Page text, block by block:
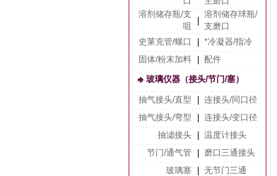
溶剂储存瓶/支
咀
溶剂储存球瓶/
支磨口
史莱克管/螺口
*冷凝器/指冷
固体/粉末加料
配件
玻璃仪器（接头/节门/塞）
抽气接头/直型
连接头/同口径
抽气接头/弯型
连接头/变口径
抽滤接头
温度计接头
节门/通气管
磨口三通接头
玻璃塞
无节门三通